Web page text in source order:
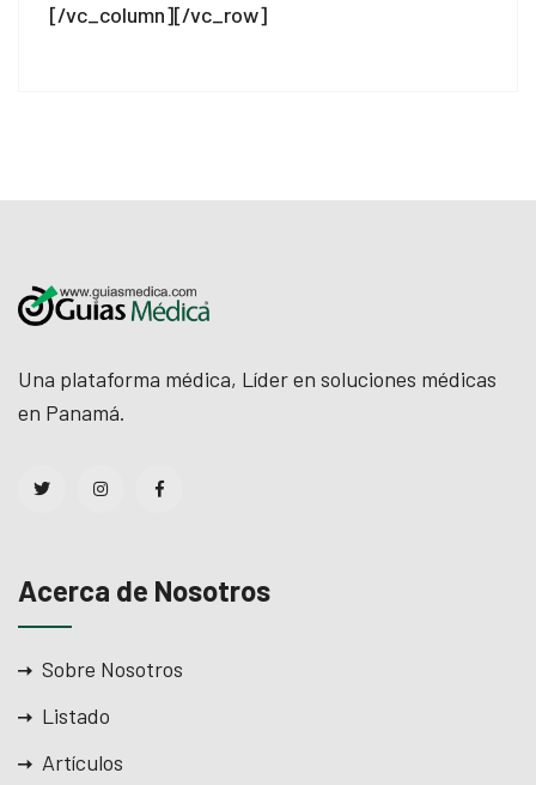
bonusu
Forum
giriş
[/vc_column][/vc_row]
Una plataforma médica, Líder en soluciones médicas
en Panamá.
Acerca de Nosotros
Sobre Nosotros
Listado
Artículos